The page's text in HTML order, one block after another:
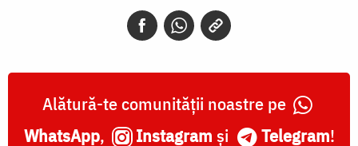
Alătură-te comunității noastre pe
WhatsApp, Instagram și Telegram!